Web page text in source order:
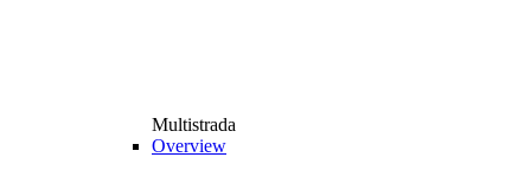
Multistrada
Overview